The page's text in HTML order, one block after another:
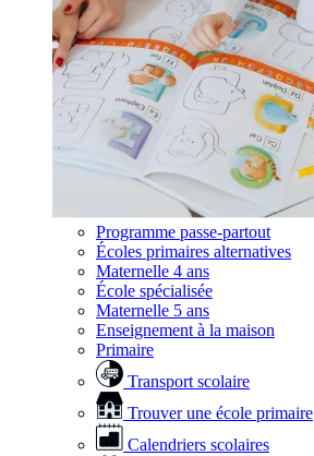
Programme passe-partout
Écoles primaires alternatives
Maternelle 4 ans
École spécialisée
Maternelle 5 ans
Enseignement à la maison
Primaire
Transport scolaire
Trouver une école primaire
Calendriers scolaires